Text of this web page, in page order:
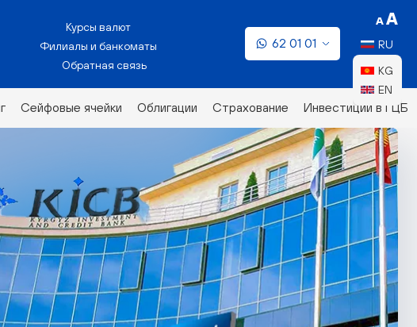
RU
KG
EN
Сейфовые ячейки Облигации Страхование Инвестиции в ГЦБ
Курсы валют
Филиалы и банкоматы
Обратная связь
62 01 01